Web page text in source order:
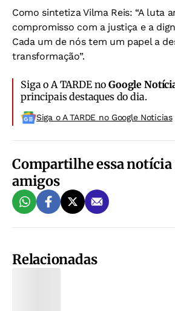
Como sintetiza Vilma Reis: “A luta
compromisso com a justiça e a
Cada um de nós tem um papel a
transformação”.
Siga o A TARDE noGoogle
principais destaques do dia.
Siga o A TARDE no Google Noticias
Compartilhe essa notícia
amigos
Relacionadas